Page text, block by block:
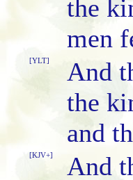
the
men
[YLT]
And
the
and
[KJV+] And